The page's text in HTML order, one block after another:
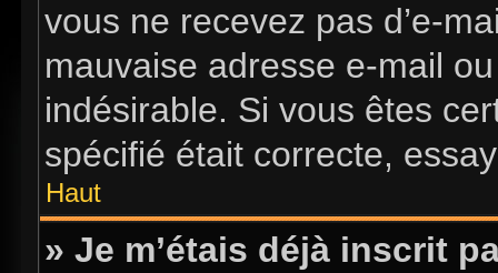
vous ne recevez pas d’e-
mauvaise adresse e-mail
indésirable. Si vous êtes
spécifié était correcte,
Haut
» Je m’étais déjà inscrit